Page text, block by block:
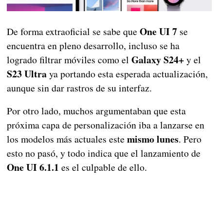
De forma extraoficial se sabe que One UI 7se
encuentra en pleno desarrollo, incluso se ha
logrado filtrar móviles como el Galaxy S24+y el
S23 Ultraya portando esta esperada actualización,
aunque sin dar rastros de su interfaz.
Por otro lado, muchos argumentaban que esta
próxima capa de personalización iba a lanzarse en
los modelos más actuales este mismo lunes. Pero
esto no pasó, y todo indica que el lanzamiento de
One UI 6.1.1 es el culpable de ello.